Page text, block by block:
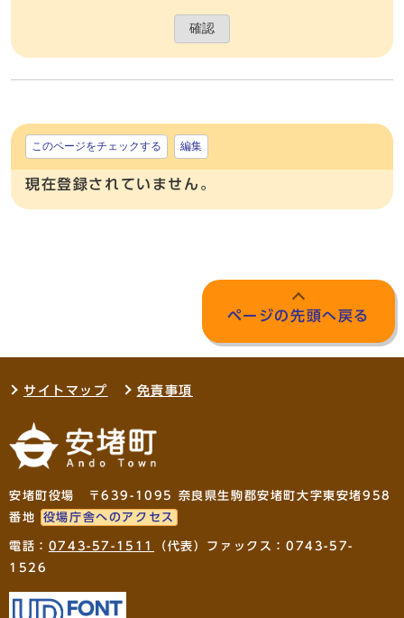
確認
このページをチェックする 編集
現在登録されていません。
ページの先頭へ戻る
サイトマップ 免責事項
安堵町役場 〒639-1095 奈良県生駒郡安堵町大字東安堵958
番地
役場庁舎へのアクセス
電話： 0743-57-1511
（代表）ファックス：0743-57-
1526